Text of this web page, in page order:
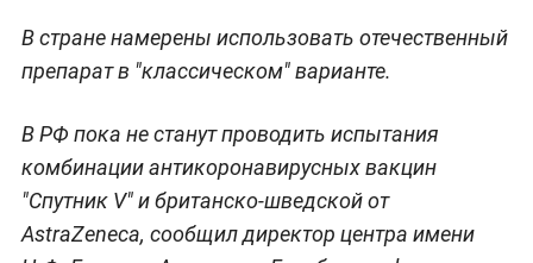
В стране намерены использовать отечественный
препарат в "классическом" варианте.
В РФ пока не станут проводить испытания
комбинации антикоронавирусных вакцин
"Спутник V" и британско-шведской от
AstraZeneca, сообщил директор центра имени